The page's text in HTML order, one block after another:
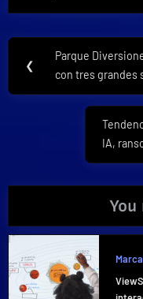
Navegación
de
entradas
❮
Previous
Post:
Parque
con tres grandes
Next
Post:
IA,